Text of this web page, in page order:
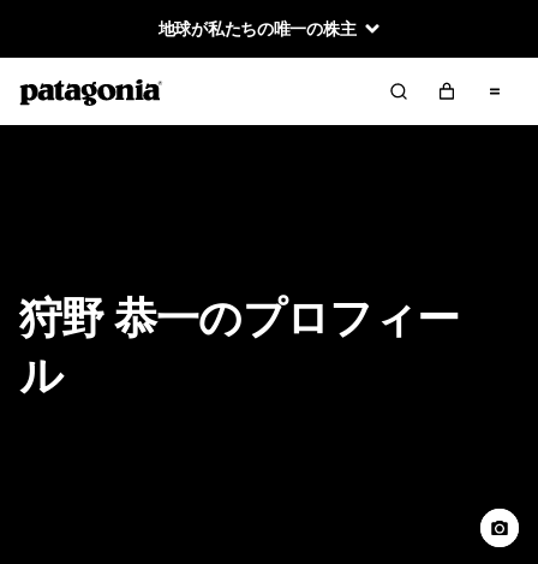
地球が私たちの唯一の株主
狩野 恭一のプロフィー
ル